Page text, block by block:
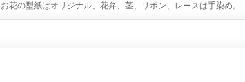
お花の型紙はオリジナル、花弁、茎、リボン、レースは手染め。